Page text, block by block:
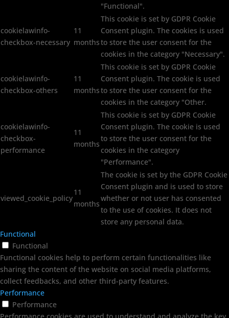
"Functional".
cookielawinfo-
checkbox-necessary
11
months
This cookie is set by GDPR Cookie
Consent plugin. The cookies is used
to store the user consent for the
cookies in the category "Necessary".
cookielawinfo-
checkbox-others
11
months
This cookie is set by GDPR Cookie
Consent plugin. The cookie is used
to store the user consent for the
cookies in the category "Other.
cookielawinfo-
checkbox-
performance
11
months
This cookie is set by GDPR Cookie
Consent plugin. The cookie is used
to store the user consent for the
cookies in the category
"Performance".
viewed_cookie_policy
11
months
The cookie is set by the GDPR Cookie
Consent plugin and is used to store
whether or not user has consented
to the use of cookies. It does not
store any personal data.
Functional
Functional
Functional cookies help to perform certain functionalities like
sharing the content of the website on social media platforms,
collect feedbacks, and other third-party features.
Performance
Performance